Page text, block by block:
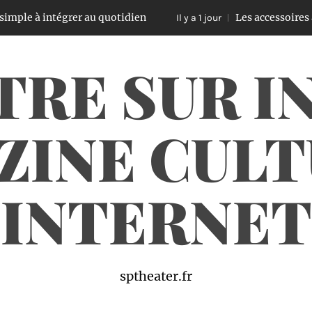
au quotidien Il y a 1 jour Les accessoires auto les
SUR
INTERNET
sptheater.fr